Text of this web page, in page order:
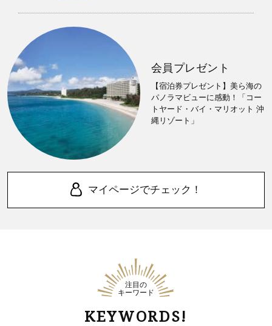
会員プレゼント
【宿泊券プレゼント】美ら海の
パノラマビューに感動！「コー
トヤード・バイ・マリオット 沖
縄リゾート」
マイページでチェック！
注目の
キーワード
KEYWORDS!